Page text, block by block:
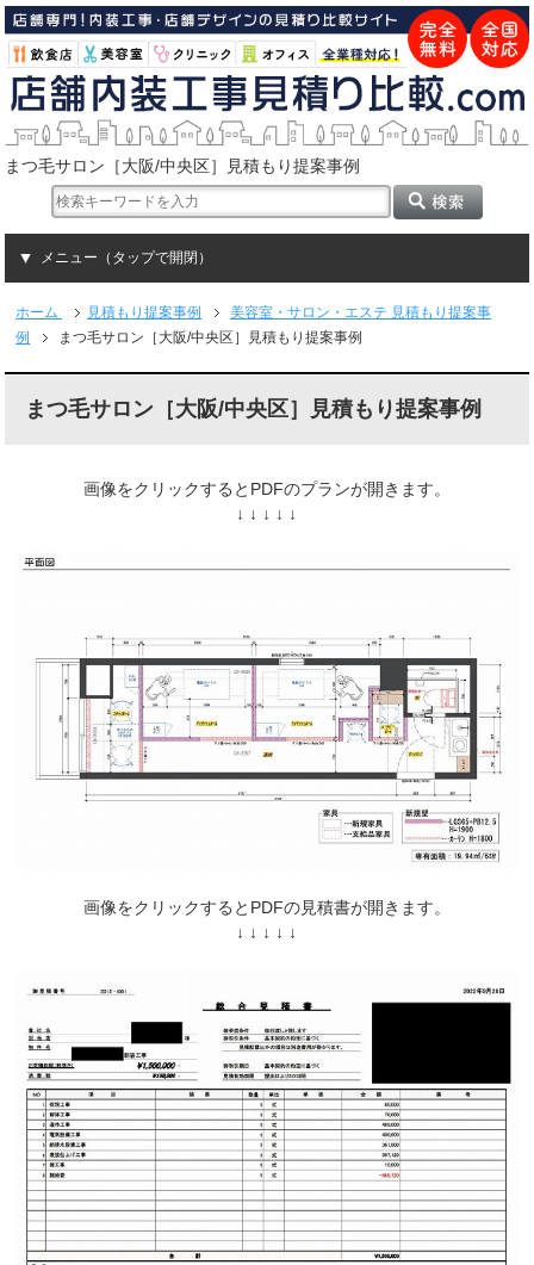
まつ毛サロン［大阪/中央区］見積もり提案事例
メニュー（タップで開閉）
ホーム 見積もり提案事例
美容室・サロン・エステ 見積もり提案事
例
まつ毛サロン［大阪/中央区］見積もり提案事例
まつ毛サロン［大阪/中央区］見積もり提案事例
画像をクリックするとPDFのプランが開きます。
↓ ↓ ↓ ↓ ↓
画像をクリックするとPDFの見積書が開きます。
↓ ↓ ↓ ↓ ↓